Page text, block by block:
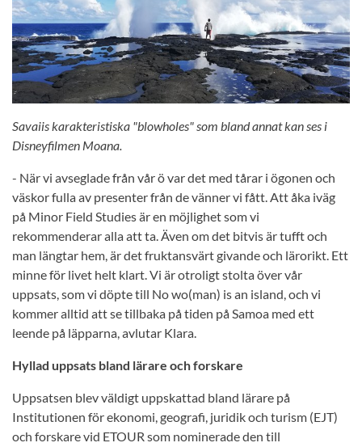
Savaiis karakteristiska "blowholes" som bland annat kan ses i
Disneyfilmen Moana.
- När vi avseglade från vår ö var det med tårar i ögonen och
väskor fulla av presenter från de vänner vi fått. Att åka iväg
på Minor Field Studies är en möjlighet som vi
rekommenderar alla att ta. Även om det bitvis är tufft och
man längtar hem, är det fruktansvärt givande och lärorikt. Ett
minne för livet helt klart. Vi är otroligt stolta över vår
uppsats, som vi döpte till No wo(man) is an island, och vi
kommer alltid att se tillbaka på tiden på Samoa med ett
leende på läpparna, avlutar Klara.
Hyllad uppsats bland lärare och forskare
Uppsatsen blev väldigt uppskattad bland lärare på
Institutionen för ekonomi, geografi, juridik och turism (EJT)
och forskare vid ETOUR som nominerade den till